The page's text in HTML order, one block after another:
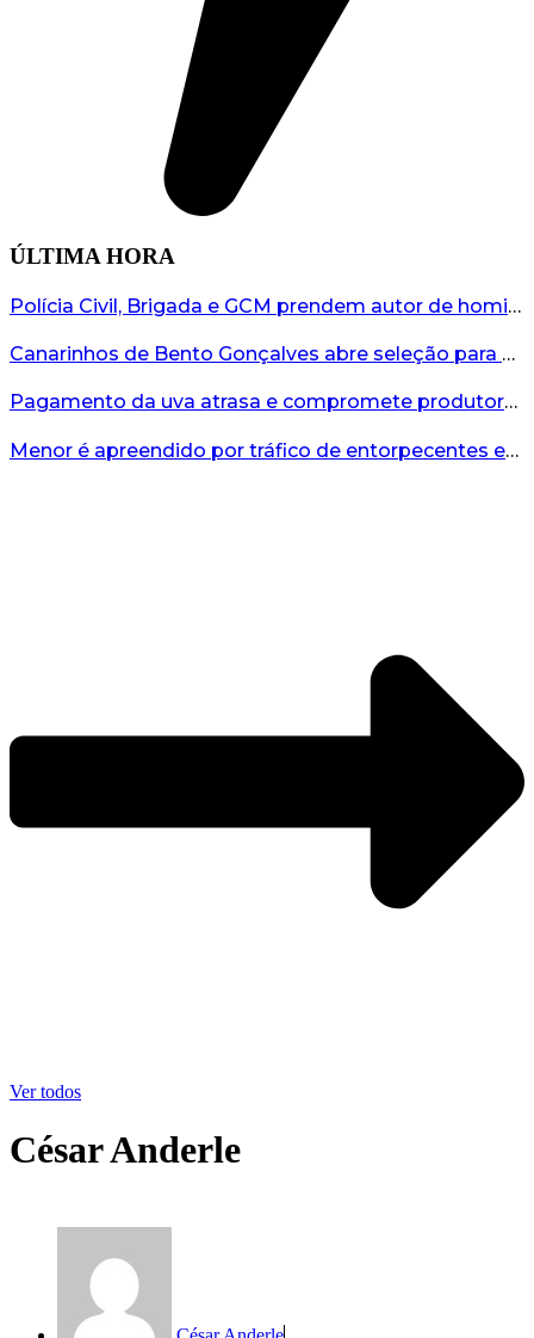
ÚLTIMA HORA
Polícia Civil, Brigada e GCM prendem autor de homicídio em Bento Gonçalves...
Canarinhos de Bento Gonçalves abre seleção para novos integrantes...
Pagamento da uva atrasa e compromete produtores...
Menor é apreendido por tráfico de entorpecentes em Veranópolis...
Ver todos
César Anderle